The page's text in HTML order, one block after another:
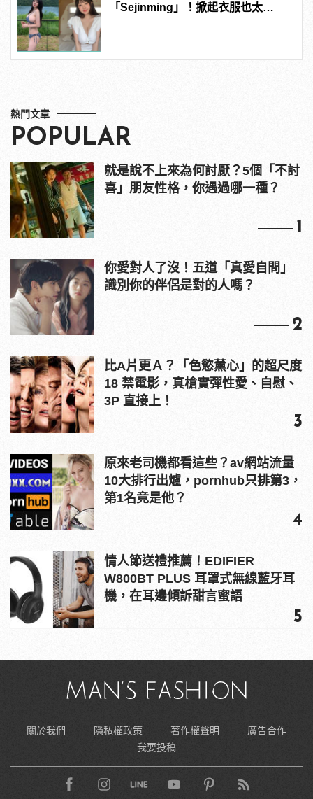
「Sejinming」！掀起衣服也太
熱門文章
POPULAR
就是說不上來為何討厭？5個「不討
喜」朋友性格，你遇過哪一種？
1
你愛對人了沒！五道「真愛自問」
識別你的伴侶是對的人嗎？
2
比A片更Ａ？「色慾薰心」的超尺度
18 禁電影，真槍實彈性愛、自慰、
3P 直接上！
3
原來老司機都看這些？av網站流量
10大排行出爐，pornhub只排第3，
第1名竟是他？
4
情人節送禮推薦！EDIFIER
W800BT PLUS 耳罩式無線藍牙耳
機，在耳邊傾訴甜言蜜語
5
關於我們 隱私權政策 著作權聲明
廣告合作
我要投稿